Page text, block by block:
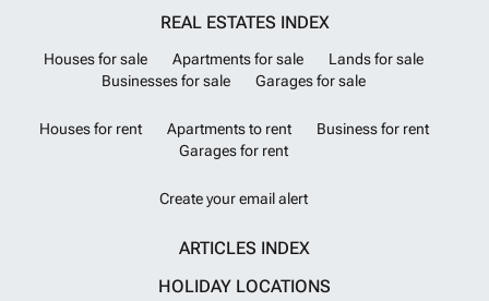
REAL ESTATES INDEX
Houses for sale Apartments for sale
Lands for sale
Businesses for sale
Garages for sale
Houses for rent Apartments to rent
Business for rent
Garages for rent
Create your email alert
ARTICLES INDEX
HOLIDAY LOCATIONS